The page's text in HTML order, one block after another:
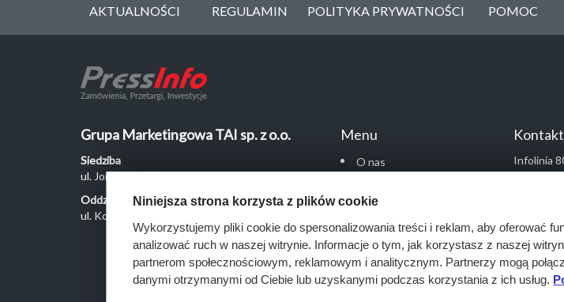
AKTUALNOŚCI REGULAMIN POLITYKA PRYWATNOŚCI POMOC
Grupa Marketingowa TAI sp. z o.o.
Siedziba
ul. Jordanowska 12, 04-204 Warszawa
Oddział Poznań
ul. Kochanowskiego 18/6, 60-846 Poznań
Menu
O nas
Monitoring przetargów
Raporty przetargowe
Ustawienia cookies
Kontakt
Kontakt
Infolinia
Niniejsza strona korzysta z plików cookie
Wykorzystujemy pliki cookie do spersonalizowania treści i reklam, aby oferować
analizować ruch w naszej witrynie. Informacje o tym, jak korzystasz z naszej
partnerom społecznościowym, reklamowym i analitycznym. Partnerzy mogą
danymi otrzymanymi od Ciebie lub uzyskanymi podczas korzystania z ich usług.